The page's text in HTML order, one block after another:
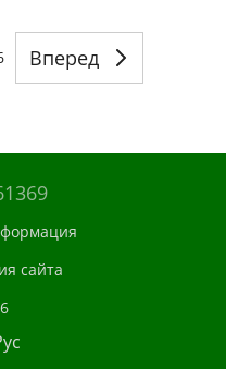
Вперед
сайта